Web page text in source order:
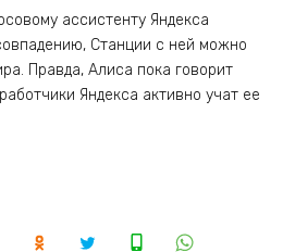
ассистенту Яндекса
Станции с ней можно
Правда, Алиса пока говорит
Яндекса активно учат ее